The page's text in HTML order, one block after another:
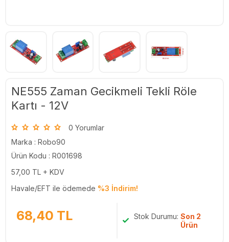
NE555 Zaman Gecikmeli Tekli Röle
Kartı - 12V
0 Yorumlar
Marka : Robo90
Ürün Kodu : R001698
57,00 TL + KDV
Havale/EFT ile ödemede %3 İndirim!
68,40 TL Stok Durumu: Son 2
Ürün